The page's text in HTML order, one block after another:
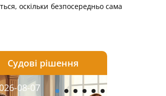
оскільки безпосередньо сама
2026-08-05
2026-08-04
07 2026-08-06
Судові рішення
08-07